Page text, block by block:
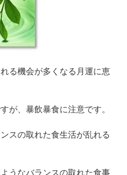
る機会が多くなる月運に恵
が、暴飲暴食に注意です。
スの取れた食生活が乱れる
うなバランスの取れた食事